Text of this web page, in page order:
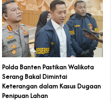
Polda Banten Pastikan Walikota
Serang Bakal Dimintai
Keterangan dalam Kasus Dugaan
Penipuan Lahan